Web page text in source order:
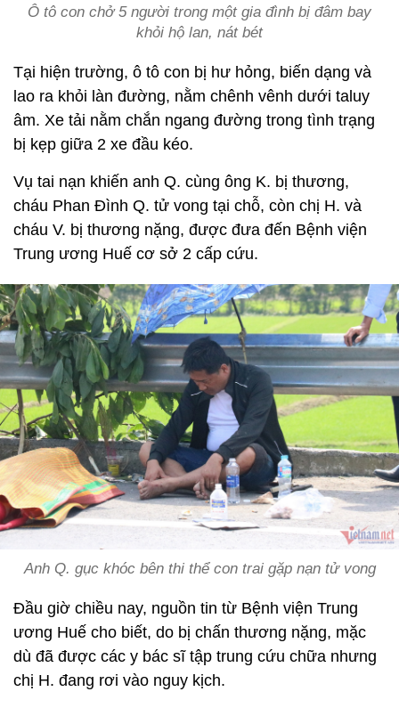
Ô tô con chở 5 người trong một gia đình bị đâm bay
khỏi hộ lan, nát bét
Tại hiện trường, ô tô con bị hư hỏng, biến dạng và
lao ra khỏi làn đường, nằm chênh vênh dưới taluy
âm. Xe tải nằm chắn ngang đường trong tình trạng
bị kẹp giữa 2 xe đầu kéo.
Vụ tai nạn khiến anh Q. cùng ông K. bị thương,
cháu Phan Đình Q. tử vong tại chỗ, còn chị H. và
cháu V. bị thương nặng, được đưa đến Bệnh viện
Trung ương Huế cơ sở 2 cấp cứu.
Anh Q. gục khóc bên thi thể con trai gặp nạn tử vong
Đầu giờ chiều nay, nguồn tin từ Bệnh viện Trung
ương Huế cho biết, do bị chấn thương nặng, mặc
dù đã được các y bác sĩ tập trung cứu chữa nhưng
chị H. đang rơi vào nguy kịch.